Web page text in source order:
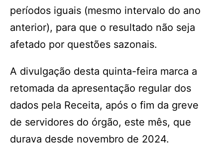
períodos iguais (mesmo intervalo do ano
anterior), para que o resultado não seja
afetado por questões sazonais.
A divulgação desta quinta-feira marca a
retomada da apresentação regular dos
dados pela Receita, após o fim da greve
de servidores do órgão, este mês, que
durava desde novembro de 2024.